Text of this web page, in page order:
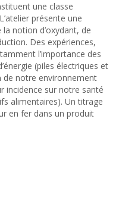
une classe
présente une
notion d’oxydant, de
Des expériences,
l’importance des
(piles électriques et
de notre environnement
incidence sur notre santé
alimentaires). Un titrage
en fer dans un produit